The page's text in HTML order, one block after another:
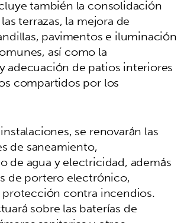
también la consolidación
terrazas, la mejora de
pavimentos e iluminación
así como la
adecuación de patios interiores
compartidos por los
se renovarán las
de saneamiento,
de agua y electricidad, además
de portero electrónico,
contra incendios.
sobre las baterías de